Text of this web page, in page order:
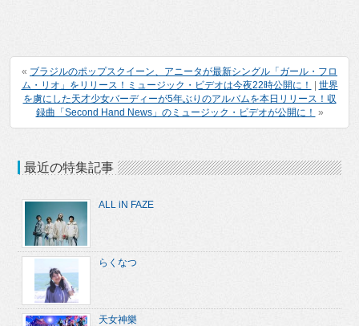
« ブラジルのポップスクイーン、アニータが最新シングル「ガール・フロ
ム・リオ」をリリース！ミュージック・ビデオは今夜22時公開に！
世界
を虜にした天才少女バーディーが5年ぶりのアルバムを本日リリース！収
録曲「Second Hand News」のミュージック・ビデオが公開に！ »
最近の特集記事
ALL iN FAZE
らくなつ
天女神樂